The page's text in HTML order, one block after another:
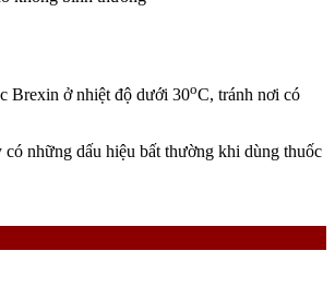
Brexin ở nhiệt độ dưới 30oC, tránh nơi có
những dấu hiệu bất thường khi dùng thuốc